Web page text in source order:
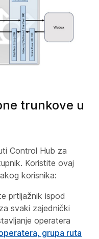
trunkove u
Control Hub za
Koristite ovaj
korisnika:
prtljažnik ispod
svaki zajednički
operatera
grupa ruta